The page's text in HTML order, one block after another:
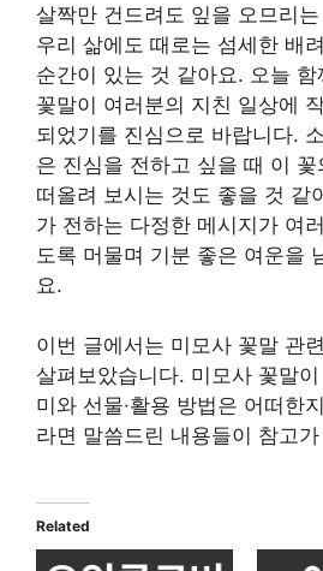
살짝만 건드려도 잎을 오므리
우리 삶에도 때로는 섬세한 배
순간이 있는 것 같아요. 오늘
꽃말이 여러분의 지친 일상에
되었기를 진심으로 바랍니다.
은 진심을 전하고 싶을 때 이
떠올려 보시는 것도 좋을 것 같
가 전하는 다정한 메시지가 여
도록 머물며 기분 좋은 여운을
요.
이번 글에서는 미모사 꽃말 관
살펴보았습니다. 미모사 꽃말
미와 선물·활용 방법은 어떠한
라면 말씀드린 내용들이 참고
Related